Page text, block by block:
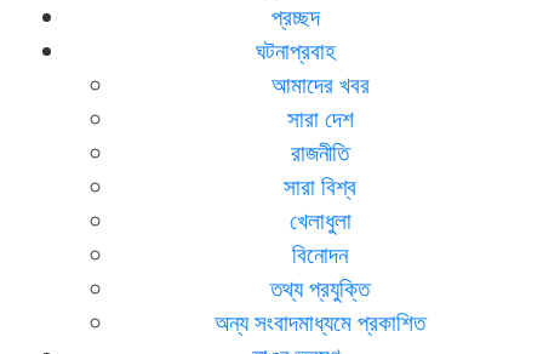
প্রচ্ছদ
ঘটনাপ্রবাহ
আমাদের খবর
সারা দেশ
রাজনীতি
সারা বিশ্ব
খেলাধুলা
বিনোদন
তথ্য প্রযুক্তি
অন্য সংবাদমাধ্যমে প্রকাশিত